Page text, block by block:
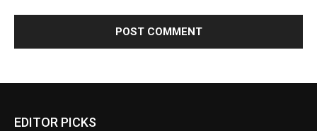
EDITOR PICKS